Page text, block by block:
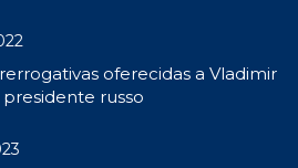
oferecidas a Vladimir
russo